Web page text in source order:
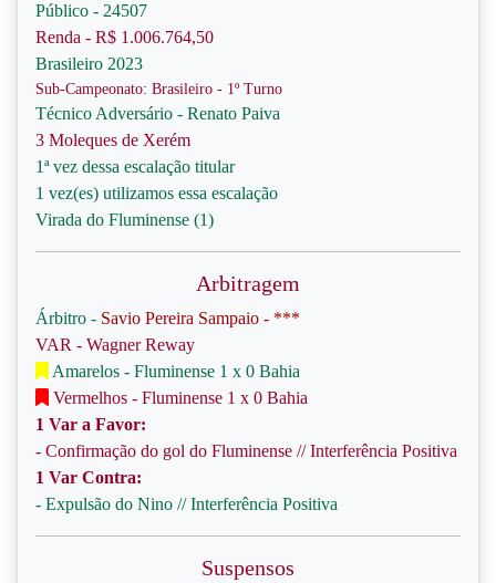
Público - 24507
Renda - R$ 1.006.764,50
Brasileiro 2023
Sub-Campeonato: Brasileiro - 1º Turno
Técnico Adversário - Renato Paiva
3 Moleques de Xerém
1ª vez dessa escalação titular
1 vez(es) utilizamos essa escalação
Virada do Fluminense (1)
Arbitragem
Árbitro - Savio Pereira Sampaio - ***
VAR - Wagner Reway
Amarelos - Fluminense 1 x 0 Bahia
Vermelhos - Fluminense 1 x 0 Bahia
1 Var a Favor:
- Confirmação do gol do Fluminense // Interferência Positiva
1 Var Contra:
- Expulsão do Nino // Interferência Positiva
Suspensos